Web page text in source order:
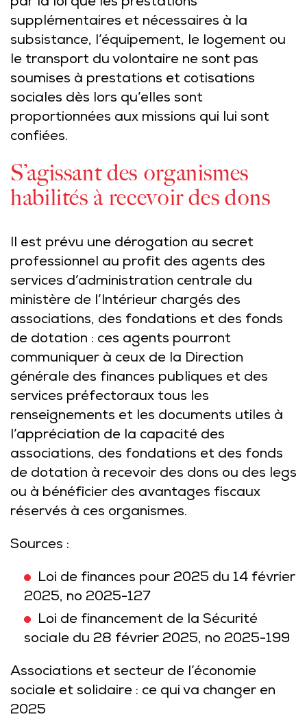
supplémentaires et nécessaires à la
subsistance, l’équipement, le logement ou
le transport du volontaire ne sont pas
soumises à prestations et cotisations
sociales dès lors qu’elles sont
proportionnées aux missions qui lui sont
confiées.
S’agissant des organismes
habilités à recevoir des dons
Il est prévu une dérogation au secret
professionnel au profit des agents des
services d’administration centrale du
ministère de l’Intérieur chargés des
associations, des fondations et des fonds
de dotation : ces agents pourront
communiquer à ceux de la Direction
générale des finances publiques et des
services préfectoraux tous les
renseignements et les documents utiles à
l’appréciation de la capacité des
associations, des fondations et des fonds
de dotation à recevoir des dons ou des legs
ou à bénéficier des avantages fiscaux
réservés à ces organismes.
Sources :
Loi de finances pour 2025 du 14 février
2025, no 2025-127
Loi de financement de la Sécurité
sociale du 28 février 2025, no 2025-199
Associations et secteur de l’économie
sociale et solidaire : ce qui va changer en
2025